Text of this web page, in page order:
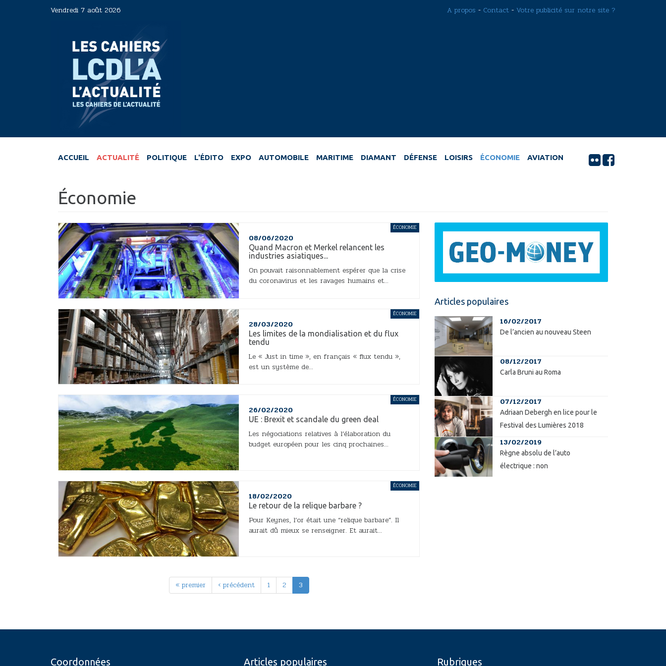
Vendredi 7 août 2026 A propos - Contact - Votre publicité sur notre site ?
ACCUEIL ACTUALITÉ POLITIQUE L'ÉDITO EXPO AUTOMOBILE MARITIME DIAMANT DÉFENSE LOISIRS ÉCONOMIE AVIATION
Économie
08/06/2020
Quand Macron et Merkel relancent les
industries asiatiques...
On pouvait raisonnablement espérer que la crise
du coronavirus et les ravages humains et...
ÉCONOMIE
28/03/2020
Les limites de la mondialisation et du flux
tendu
Le « Just in time », en français « flux tendu »,
est un système de...
ÉCONOMIE
26/02/2020
UE : Brexit et scandale du green deal
Les négociations relatives à l’élaboration du
budget européen pour les cinq prochaines...
ÉCONOMIE
18/02/2020
Le retour de la relique barbare ?
Pour Keynes, l’or était une “relique barbare”. Il
aurait dû mieux se renseigner. Et aurait...
ÉCONOMIE
« premier ‹ précédent 1 2 3
Articles populaires
16/02/2017
De l’ancien au nouveau Steen
08/12/2017
Carla Bruni au Roma
07/12/2017
Adriaan Debergh en lice pour le
Festival des Lumières 2018
13/02/2019
Règne absolu de l’auto
électrique : non
Coordonnées Articles populaires Rubriques